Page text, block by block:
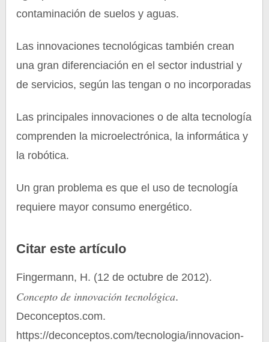
contaminación de suelos y aguas.
Las innovaciones tecnológicas también crean
una gran diferenciación en el sector industrial y
de servicios, según las tengan o no incorporadas
Las principales innovaciones o de alta tecnología
comprenden la microelectrónica, la informática y
la robótica.
Un gran problema es que el uso de tecnología
requiere mayor consumo energético.
Citar este artículo
Fingermann, H. (12 de octubre de 2012).
Concepto de innovación tecnológica.
Deconceptos.com.
https://deconceptos.com/tecnologia/innovacion-